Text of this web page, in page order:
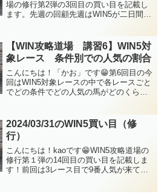
場の修行第2弾の3回目の買い目を記載し
ます。先週の回顧先週はWIN5が二日間あ
日目は逆に1～4レース目で1番人気が勝
ち...
【WIN攻略道場 講習6】WIN5対
象レース 条件別での人気の割合
こんにちは！「かお」です😁第6回目の今
回はWIN5対象レースの中で各レースごと
でどの条件でどの人気の馬がどのくらい
ースのどの条件で荒れるのかということ
が分かると思います...
2024/03/31のWIN5買い目（修
行）
こんにちは！kaoです😁WIN5攻略道場の
修行第１弾の14回目の買い目を記載しま
す！前回は3レース目で9番人気が来て外